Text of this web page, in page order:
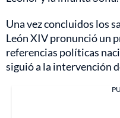
Una vez concluidos los
León XIV pronunció un
referencias políticas
siguió a la intervención